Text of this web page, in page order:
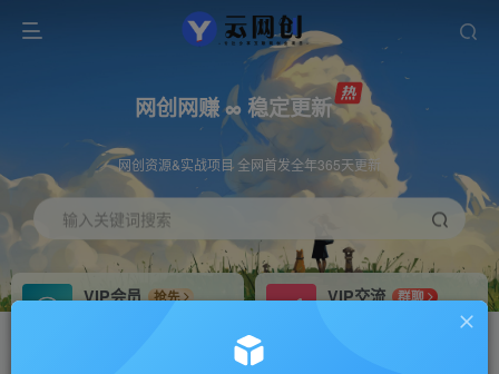
网创网赚 ∞ 稳定更新
网创资源&实战项目 全网首发全年365天更新
输入关键词搜索
VIP会员
抢先
VIP交流
群聊
研究探讨更多创业项目路子。